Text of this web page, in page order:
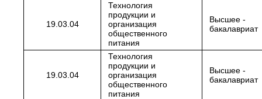
19.03.04
Технология
продукции и
организация
общественного
питания
Высшее -
бакалавриат
19.03.04
Технология
продукции и
организация
общественного
питания
Высшее -
бакалавриат